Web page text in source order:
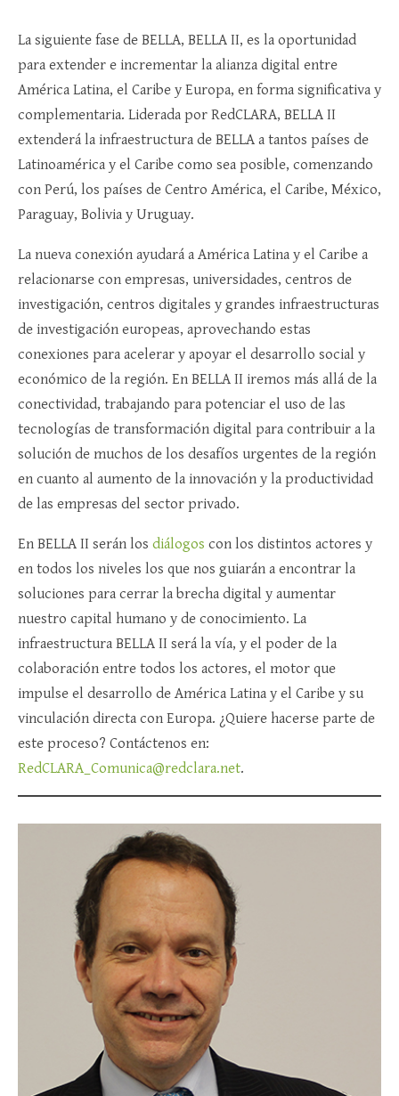
La siguiente fase de BELLA, BELLA II, es la oportunidad
para extender e incrementar la alianza digital entre
América Latina, el Caribe y Europa, en forma significativa y
complementaria. Liderada por RedCLARA, BELLA II
extenderá la infraestructura de BELLA a tantos países de
Latinoamérica y el Caribe como sea posible, comenzando
con Perú, los países de Centro América, el Caribe, México,
Paraguay, Bolivia y Uruguay.
La nueva conexión ayudará a América Latina y el Caribe a
relacionarse con empresas, universidades, centros de
investigación, centros digitales y grandes infraestructuras
de investigación europeas, aprovechando estas
conexiones para acelerar y apoyar el desarrollo social y
económico de la región. En BELLA II iremos más allá de la
conectividad, trabajando para potenciar el uso de las
tecnologías de transformación digital para contribuir a la
solución de muchos de los desafíos urgentes de la región
en cuanto al aumento de la innovación y la productividad
de las empresas del sector privado.
En BELLA II serán los diálogos con los distintos actores y
en todos los niveles los que nos guiarán a encontrar la
soluciones para cerrar la brecha digital y aumentar
nuestro capital humano y de conocimiento. La
infraestructura BELLA II será la vía, y el poder de la
colaboración entre todos los actores, el motor que
impulse el desarrollo de América Latina y el Caribe y su
vinculación directa con Europa. ¿Quiere hacerse parte de
este proceso? Contáctenos en:
RedCLARA_Comunica@redclara.net.